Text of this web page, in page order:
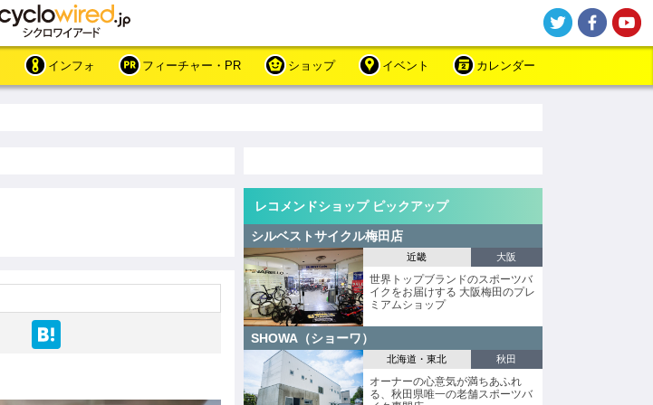
インフォ フィーチャー・PR ショップ イベント カレンダー
レコメンドショップ ピックアップ
シルベストサイクル梅田店
近畿 大阪
世界トップブランドのスポーツバ
イクをお届けする 大阪梅田のプレ
ミアムショップ
SHOWA（ショーワ）
北海道・東北 秋田
オーナーの心意気が満ちあふれ
る、秋田県唯一の老舗スポーツバ